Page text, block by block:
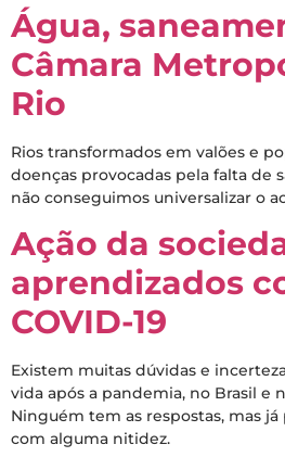
Água,
Câmara
Rio
Rios transformados em valões e
doenças provocadas pela falta de
não conseguimos universalizar o
Ação da
aprendizados
COVID-19
Existem muitas dúvidas e
vida após a pandemia, no Brasil e
Ninguém tem as respostas, mas
com alguma nitidez.